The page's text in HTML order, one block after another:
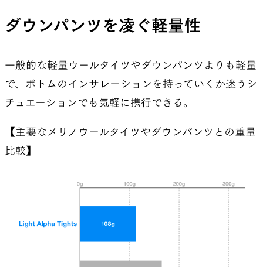
ダウンパンツを凌ぐ軽量性
一般的な軽量ウールタイツやダウンパンツよりも軽量
で、ボトムのインサレーションを持っていくか迷うシ
チュエーションでも気軽に携行できる。
【主要なメリノウールタイツやダウンパンツとの重量
比較】